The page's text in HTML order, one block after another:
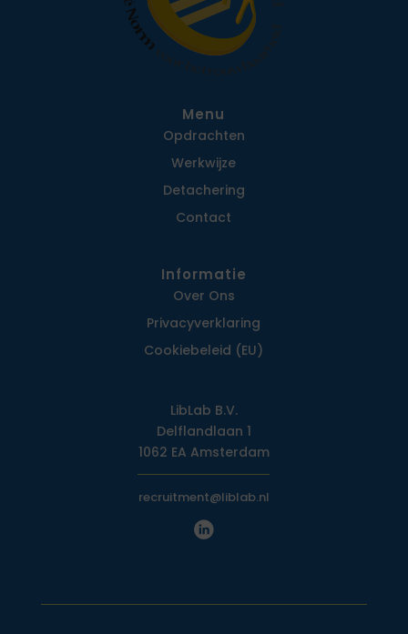
Menu
Opdrachten
Werkwijze
Detachering
Contact
Informatie
Over Ons
Privacy­verklaring
Cookiebeleid (EU)
LibLab B.V.
Delflandlaan 1
1062 EA Amsterdam
recruitment@liblab.nl